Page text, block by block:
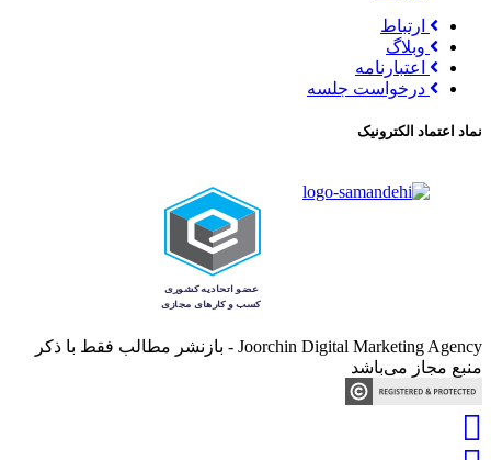
ارتباط
وبلاگ
اعتبارنامه
درخواست جلسه
نماد اعتماد الکترونیک
Joorchin Digital Marketing Agency - بازنشر مطالب فقط با ذکر
منبع مجاز می‌باشد